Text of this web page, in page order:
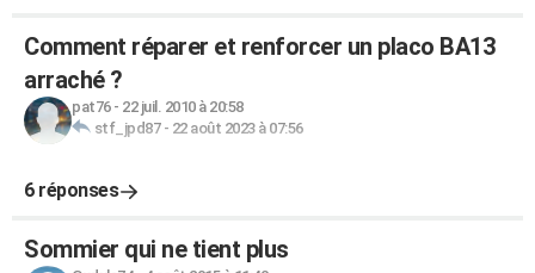
Comment réparer et renforcer un placo BA13
arraché ?
pat76- 22 juil. 2010 à 20:58
stf_jpd87- 22 août 2023 à 07:56
6 réponses
Sommier qui ne tient plus